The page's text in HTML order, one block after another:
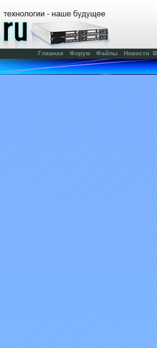
Главная Форум Файлы Новости